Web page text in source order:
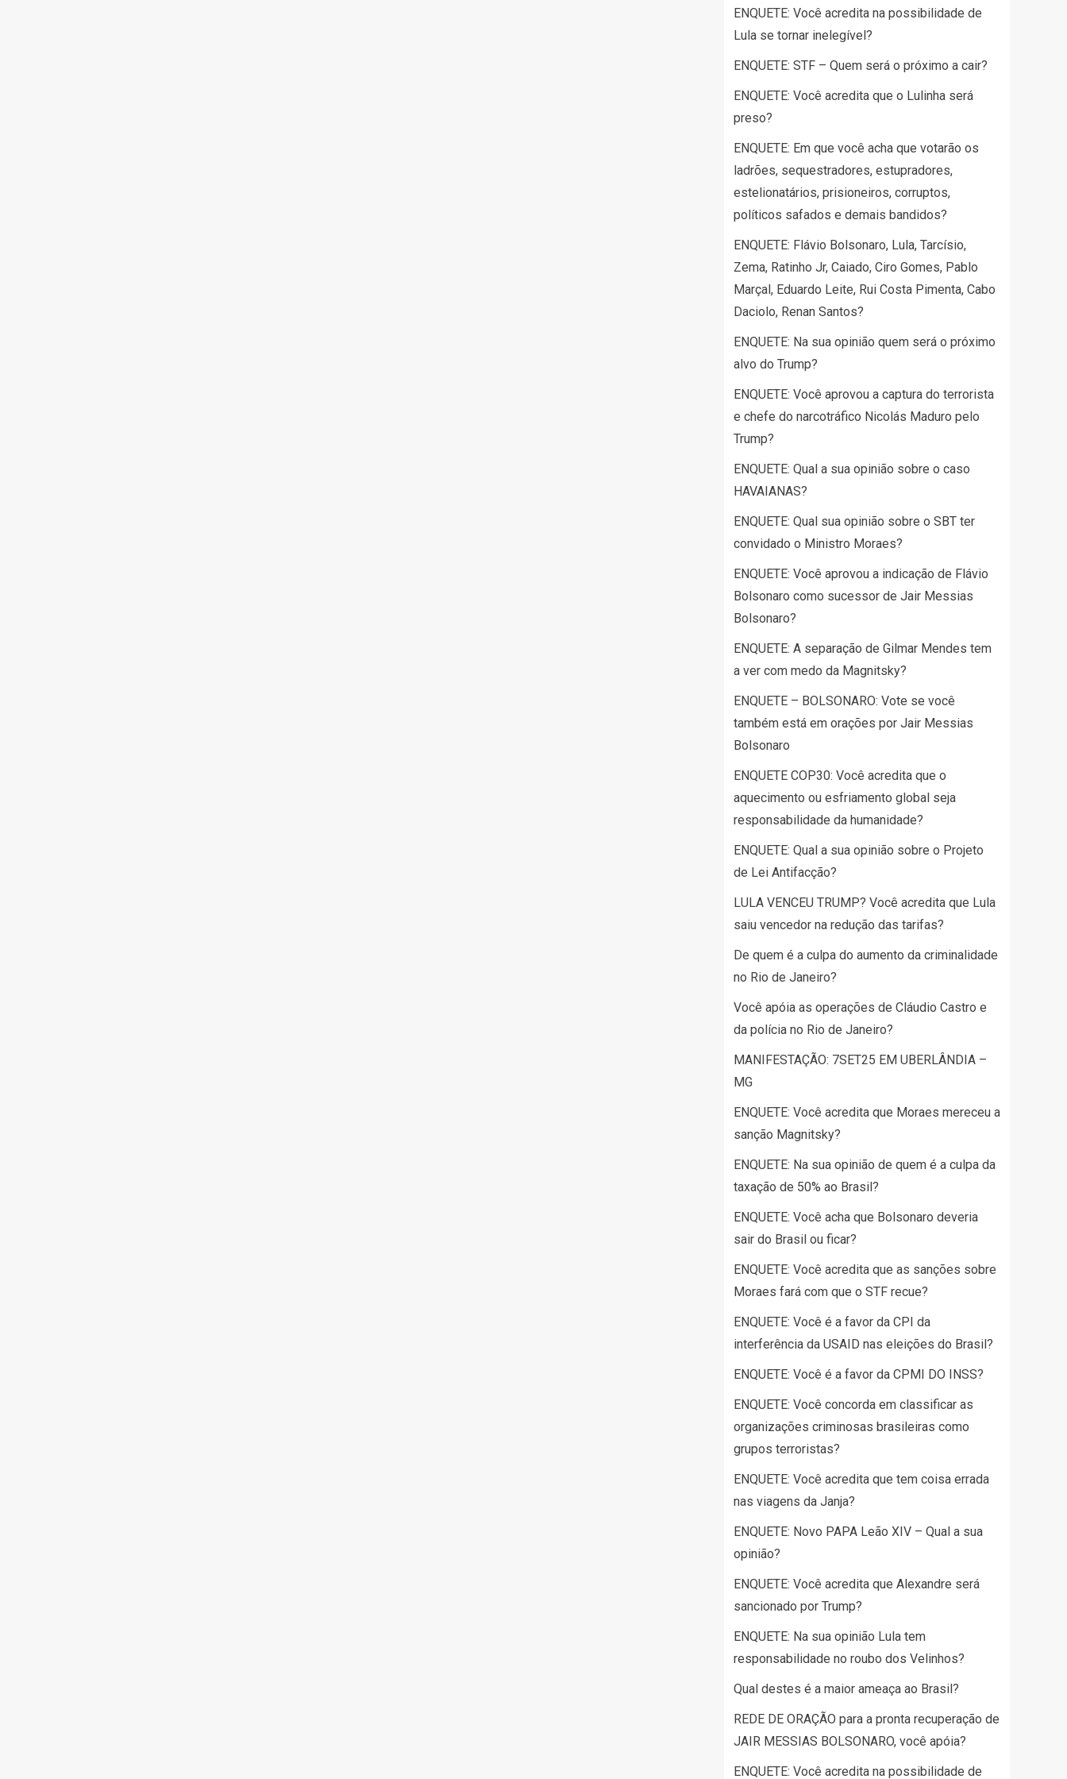
ENQUETE: Você acredita na possibilidade de
Lula se tornar inelegível?
ENQUETE: STF – Quem será o próximo a cair?
ENQUETE: Você acredita que o Lulinha será
preso?
ENQUETE: Em que você acha que votarão os
ladrões, sequestradores, estupradores,
estelionatários, prisioneiros, corruptos,
políticos safados e demais bandidos?
ENQUETE: Flávio Bolsonaro, Lula, Tarcísio,
Zema, Ratinho Jr, Caiado, Ciro Gomes, Pablo
Marçal, Eduardo Leite, Rui Costa Pimenta, Cabo
Daciolo, Renan Santos?
ENQUETE: Na sua opinião quem será o próximo
alvo do Trump?
ENQUETE: Você aprovou a captura do terrorista
e chefe do narcotráfico Nicolás Maduro pelo
Trump?
ENQUETE: Qual a sua opinião sobre o caso
HAVAIANAS?
ENQUETE: Qual sua opinião sobre o SBT ter
convidado o Ministro Moraes?
ENQUETE: Você aprovou a indicação de Flávio
Bolsonaro como sucessor de Jair Messias
Bolsonaro?
ENQUETE: A separação de Gilmar Mendes tem
a ver com medo da Magnitsky?
ENQUETE – BOLSONARO: Vote se você
também está em orações por Jair Messias
Bolsonaro
ENQUETE COP30: Você acredita que o
aquecimento ou esfriamento global seja
responsabilidade da humanidade?
ENQUETE: Qual a sua opinião sobre o Projeto
de Lei Antifacção?
LULA VENCEU TRUMP? Você acredita que Lula
saiu vencedor na redução das tarifas?
De quem é a culpa do aumento da criminalidade
no Rio de Janeiro?
Você apóia as operações de Cláudio Castro e
da polícia no Rio de Janeiro?
MANIFESTAÇÃO: 7SET25 EM UBERLÂNDIA –
MG
ENQUETE: Você acredita que Moraes mereceu a
sanção Magnitsky?
ENQUETE: Na sua opinião de quem é a culpa da
taxação de 50% ao Brasil?
ENQUETE: Você acha que Bolsonaro deveria
sair do Brasil ou ficar?
ENQUETE: Você acredita que as sanções sobre
Moraes fará com que o STF recue?
ENQUETE: Você é a favor da CPI da
interferência da USAID nas eleições do Brasil?
ENQUETE: Você é a favor da CPMI DO INSS?
ENQUETE: Você concorda em classificar as
organizações criminosas brasileiras como
grupos terroristas?
ENQUETE: Você acredita que tem coisa errada
nas viagens da Janja?
ENQUETE: Novo PAPA Leão XIV – Qual a sua
opinião?
ENQUETE: Você acredita que Alexandre será
sancionado por Trump?
ENQUETE: Na sua opinião Lula tem
responsabilidade no roubo dos Velinhos?
Qual destes é a maior ameaça ao Brasil?
REDE DE ORAÇÃO para a pronta recuperação de
JAIR MESSIAS BOLSONARO, você apóia?
ENQUETE: Você acredita na possibilidade de